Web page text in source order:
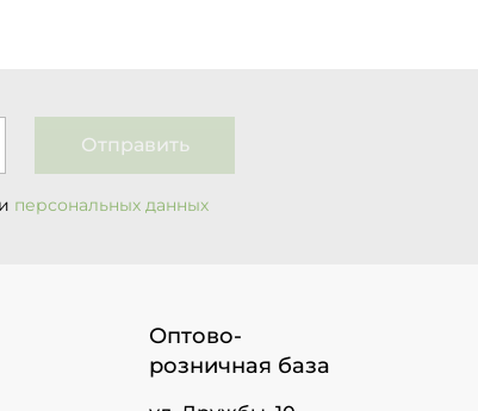
Отправить
персональных данных
Оптово-
розничная база